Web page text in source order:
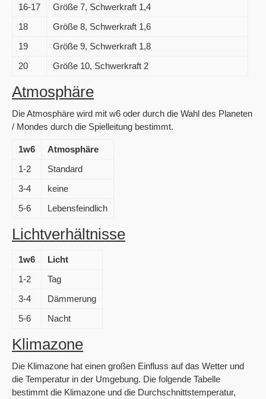
16-17
Größe 7, Schwerkraft 1,4
18
Größe 8, Schwerkraft 1,6
19
Größe 9, Schwerkraft 1,8
20
Größe 10, Schwerkraft 2
Atmosphäre
Die Atmosphäre wird mit w6 oder durch die Wahl des Planeten
/ Mondes durch die Spielleitung bestimmt.
1w6
Atmosphäre
1-2
Standard
3-4
keine
5-6
Lebensfeindlich
Lichtverhältnisse
1w6
Licht
1-2
Tag
3-4
Dämmerung
5-6
Nacht
Klimazone
Die Klimazone hat einen großen Einfluss auf das Wetter und
die Temperatur in der Umgebung. Die folgende Tabelle
bestimmt die Klimazone und die Durchschnittstemperatur,